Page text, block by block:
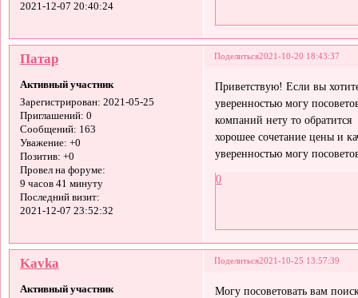
2021-12-07 20:40:24
Поделиться2021-10-20 18:43:37
Патар
Активный участник
Зарегистрирован: 2021-05-25
Приглашений: 0
Сообщений: 163
Уважение: +0
Позитив: +0
Провел на форуме:
9 часов 41 минуту
Последний визит:
2021-12-07 23:52:32
Приветствую! Если вы
уверенностью могу
компаний нету то
хорошее сочетание цены и
уверенностью могу
0
Поделиться2021-10-25 13:57:39
Kavka
Активный участник Могу посоветовать вам